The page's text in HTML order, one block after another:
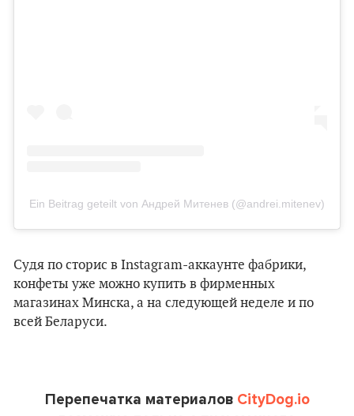
Ein Beitrag geteilt von Андрей Митенев (@andrei.mitenev)
Судя по сторис в Instagram-аккаунте фабрики,
конфеты уже можно купить в фирменных
магазинах Минска, а на следующей неделе и по
всей Беларуси.
Перепечатка материалов CityDog.io